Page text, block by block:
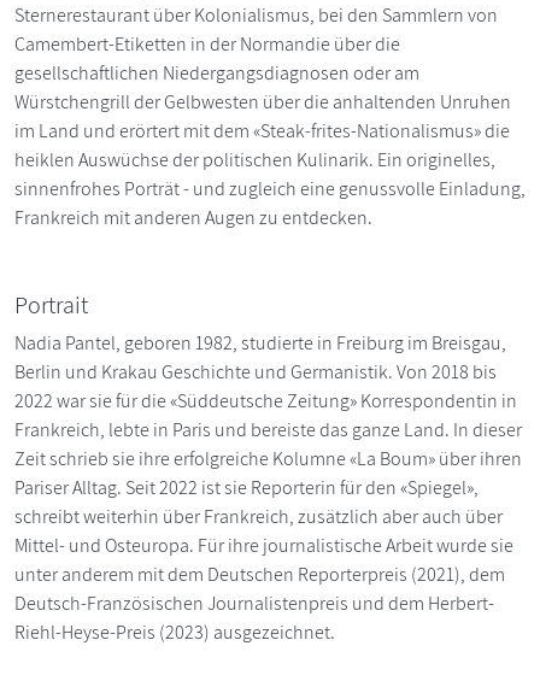
Sternerestaurant über Kolonialismus, bei den Sammlern von
Camembert-Etiketten in der Normandie über die
gesellschaftlichen Niedergangsdiagnosen oder am
Würstchengrill der Gelbwesten über die anhaltenden Unruhen
im Land und erörtert mit dem «Steak-frites-Nationalismus» die
heiklen Auswüchse der politischen Kulinarik. Ein originelles,
sinnenfrohes Porträt - und zugleich eine genussvolle Einladung,
Frankreich mit anderen Augen zu entdecken.
Portrait
Nadia Pantel, geboren 1982, studierte in Freiburg im Breisgau,
Berlin und Krakau Geschichte und Germanistik. Von 2018 bis
2022 war sie für die «Süddeutsche Zeitung» Korrespondentin in
Frankreich, lebte in Paris und bereiste das ganze Land. In dieser
Zeit schrieb sie ihre erfolgreiche Kolumne «La Boum» über ihren
Pariser Alltag. Seit 2022 ist sie Reporterin für den «Spiegel»,
schreibt weiterhin über Frankreich, zusätzlich aber auch über
Mittel- und Osteuropa. Für ihre journalistische Arbeit wurde sie
unter anderem mit dem Deutschen Reporterpreis (2021), dem
Deutsch-Französischen Journalistenpreis und dem Herbert-
Riehl-Heyse-Preis (2023) ausgezeichnet.